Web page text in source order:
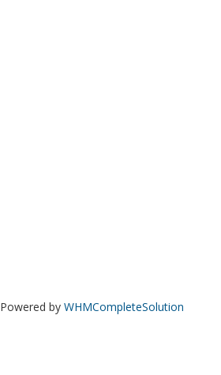
Powered by WHMCompleteSolution